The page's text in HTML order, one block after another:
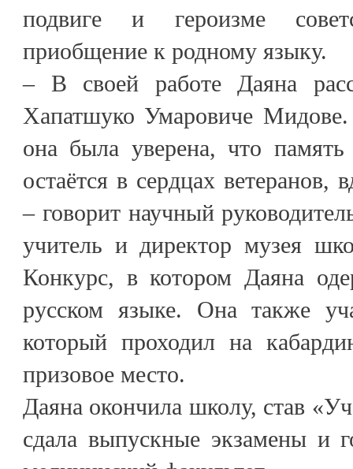
подвиге и героизме
приобщение к родному языку.
– В своей работе Даяна
Хапатшуко Умаровиче Мидове.
она была уверена, что
остаётся в сердцах ветеранов,
– говорит научный
учитель и директор музея
Конкурс, в котором Даяна
русском языке. Она также
который проходил на
призовое место.
Даяна окончила школу, став
сдала выпускные экзамены и